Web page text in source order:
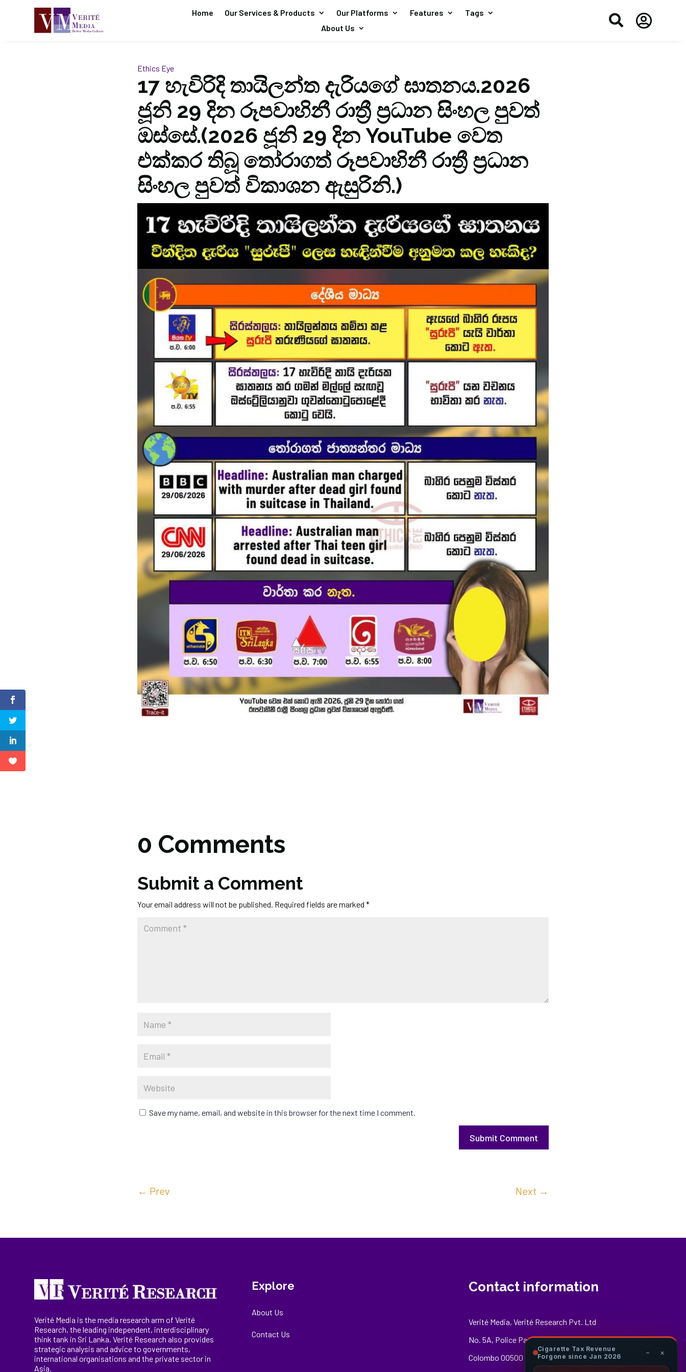
Home Our Services & Products Our Platforms Features
Tags
About Us
 
Ethics Eye
17 හැවිරිදි තායිලන්ත දැරියගේ ඝාතනය.2026
ජූනි 29 දින රූපවාහිනී රාත්‍රී ප්‍රධාන සිංහල පුවත්
ඔස්සේ.(2026 ජූනි 29 දින YouTube වෙත
එක්කර තිබූ තෝරාගත් රූපවාහිනී රාත්‍රී ප්‍රධාන
සිංහල පුවත් විකාශන ඇසුරිනි.)
0 Comments
Submit a Comment
Your email address will not be published. Required fields are marked *
Save my name, email, and website in this browser for the next time I comment.
Submit Comment
← Prev Next →
Verité Media is the media research arm of Verité
Research, theleading independent, interdisciplinary
think tank in Sri Lanka. Verité Research also provides
strategic analysis and advice to governments,
internationalorganisations and the private sector in
Asia.
Explore
About Us
Contact Us
Contact information
Verité Media, Verité Research Pvt. Ltd
No. 5A, Police Park Place,
Colombo 00500
Cigarette Tax Revenue
Forgone since Jan 2026
− ×